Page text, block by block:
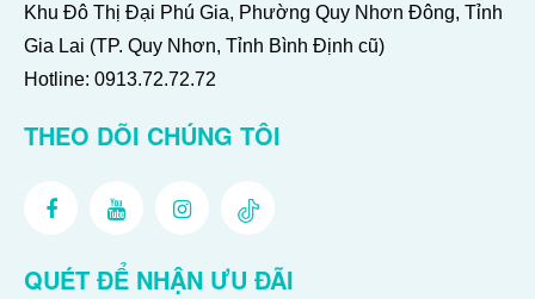
Khu Đô Thị Đại Phú Gia, Phường Quy Nhơn Đông, Tỉnh
Gia Lai (TP. Quy Nhơn, Tỉnh Bình Định cũ)
Hotline: 0913.72.72.72
THEO DÕI CHÚNG TÔI
QUÉT ĐỂ NHẬN ƯU ĐÃI